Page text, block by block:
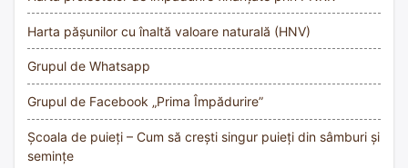
Harta pășunilor cu înaltă valoare naturală (HNV)
Grupul de Whatsapp
Grupul de Facebook „Prima Împădurire”
Școala de puieți – Cum să crești singur puieți din sâmburi și
semințe